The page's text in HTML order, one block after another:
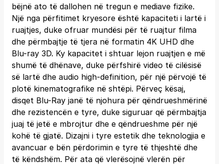
bëjnë ato të dallohen në tregun e mediave fizike.
Një nga përfitimet kryesore është kapaciteti i lartë i
ruajtjes, duke ofruar mundësi për të ruajtur filma
dhe përmbajtje të tjera në formatin 4K UHD dhe
Blu-ray 3D. Ky kapacitet i shtuar lejon ruajtjen e më
shumë të dhënave, duke përfshirë video të cilësisë
së lartë dhe audio high-definition, për një përvojë të
plotë kinematografike në shtëpi. Përveç kësaj,
disqet Blu-Ray janë të njohura për qëndrueshmërinë
dhe rezistencën e tyre, duke siguruar që përmbajtja
juaj të jetë e mbrojtur dhe e qëndrueshme për një
kohë të gjatë. Dizajni i tyre estetik dhe teknologjia e
avancuar e bën përdorimin e tyre të thjeshtë dhe
të këndshëm. Për ata që vlerësojnë vlerën për